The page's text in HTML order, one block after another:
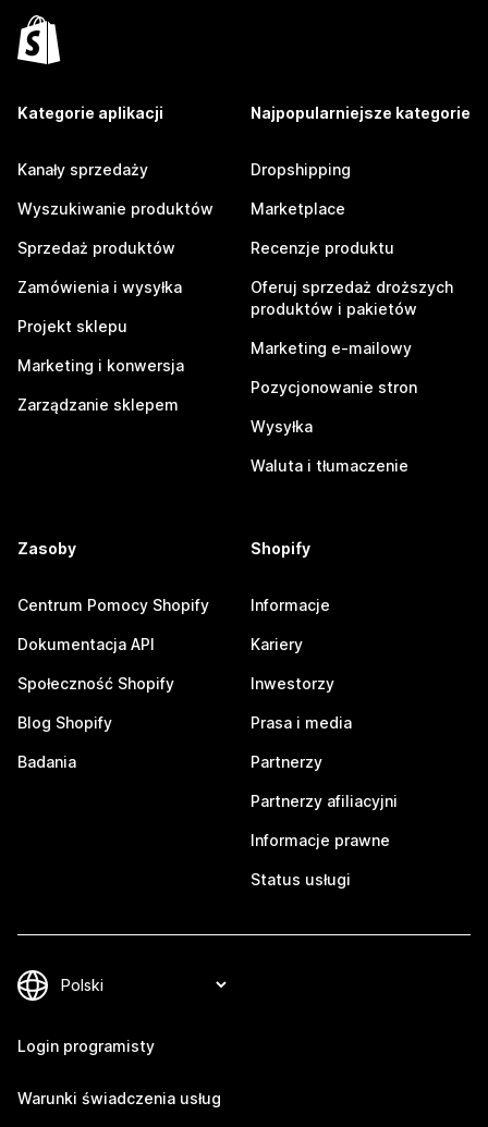
Kategorie aplikacji
Kanały sprzedaży
Wyszukiwanie produktów
Sprzedaż produktów
Zamówienia i wysyłka
Projekt sklepu
Marketing i konwersja
Zarządzanie sklepem
Najpopularniejsze kategorie
Dropshipping
Marketplace
Recenzje produktu
Oferuj sprzedaż droższych
produktów i pakietów
Marketing e-mailowy
Pozycjonowanie stron
Wysyłka
Waluta i tłumaczenie
Zasoby
Centrum Pomocy Shopify
Dokumentacja API
Społeczność Shopify
Blog Shopify
Badania
Shopify
Informacje
Kariery
Inwestorzy
Prasa i media
Partnerzy
Partnerzy afiliacyjni
Informacje prawne
Status usługi
Login programisty
Warunki świadczenia usług